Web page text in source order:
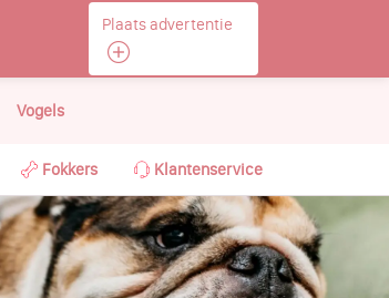
Plaats advertentie
Vogels
Fokkers Klantenservice